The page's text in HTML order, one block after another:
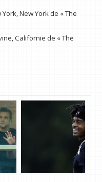
New York de « The
Californie de « The